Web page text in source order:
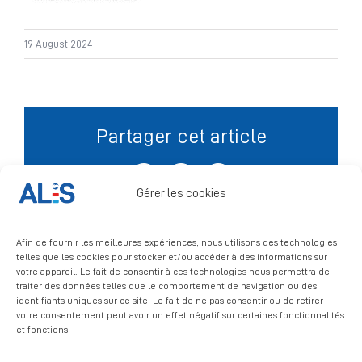
Gérer les cookies
Afin de fournir les meilleures expériences, nous utilisons des technologies
telles que les cookies pour stocker et/ou accéder à des informations sur
votre appareil. Le fait de consentir à ces technologies nous permettra de
traiter des données telles que le comportement de navigation ou des
identifiants uniques sur ce site. Le fait de ne pas consentir ou de retirer
votre consentement peut avoir un effet négatif sur certaines fonctionnalités
et fonctions.
Signalement
19 August 2024
Partager cet article